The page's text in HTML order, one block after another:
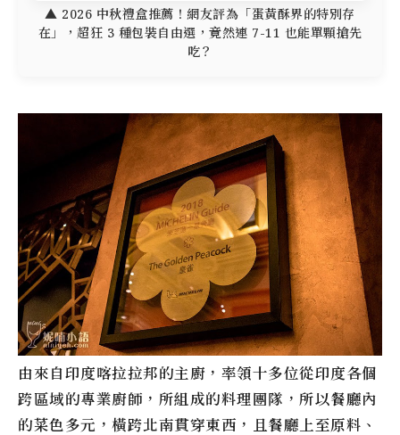
▲ 2026 中秋禮盒推薦！網友評為「蛋黃酥界的特別存
在」，超狂 3 種包裝自由選，竟然連 7-11 也能單顆搶先
吃？
由來自印度喀拉拉邦的主廚，率領十多位從印度各個
跨區域的專業廚師，所組成的料理團隊，所以餐廳內
的菜色多元，橫跨北南貫穿東西，且餐廳上至原料、